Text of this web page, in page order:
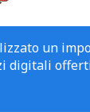
un
digitali